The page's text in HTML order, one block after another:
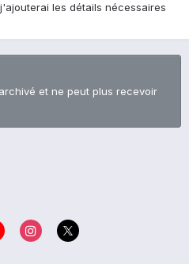
les détails nécessaires
et ne peut plus recevoir